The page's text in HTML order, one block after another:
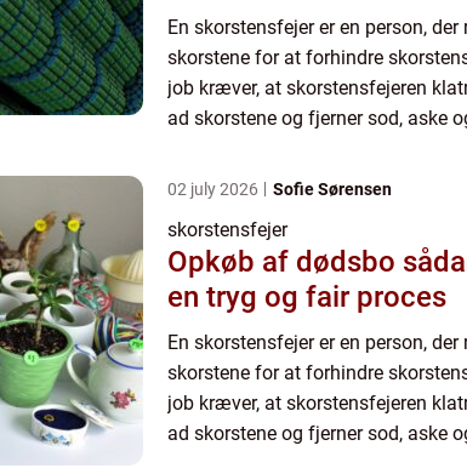
En skorstensfejer er en person, der
skorstene for at forhindre
job kræver, at skorstensfejeren
ad skorstene og fjerner sod, aske
begynder me...
02 july 2026 Sofie Sørensen
skorstensfejer
Opkøb af dødsbo sådan foregår
en tryg og fair proces
En skorstensfejer er en person, der
skorstene for at forhindre
job kræver, at skorstensfejeren
ad skorstene og fjerner sod, aske